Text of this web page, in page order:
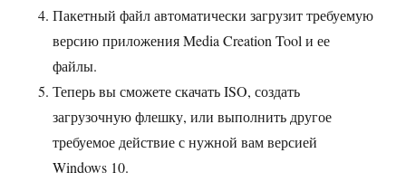
Пакетный файл автоматически загрузит требуемую
версию приложения Media Creation Tool и ее
файлы.
Теперь вы сможете скачать ISO, создать
загрузочную флешку, или выполнить другое
требуемое действие с нужной вам версией
Windows 10.